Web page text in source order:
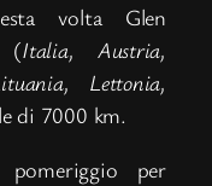
volta Glen
(Italia, Austria,
Lettonia,
di 7000 km.
per